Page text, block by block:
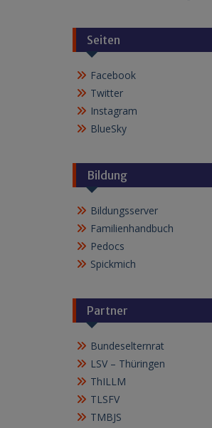
Seiten
Facebook
Twitter
Instagram
BlueSky
Bildung
Bildungsserver
Familienhandbuch
Pedocs
Spickmich
Partner
Bundeselternrat
LSV – Thüringen
ThILLM
TLSFV
TMBJS